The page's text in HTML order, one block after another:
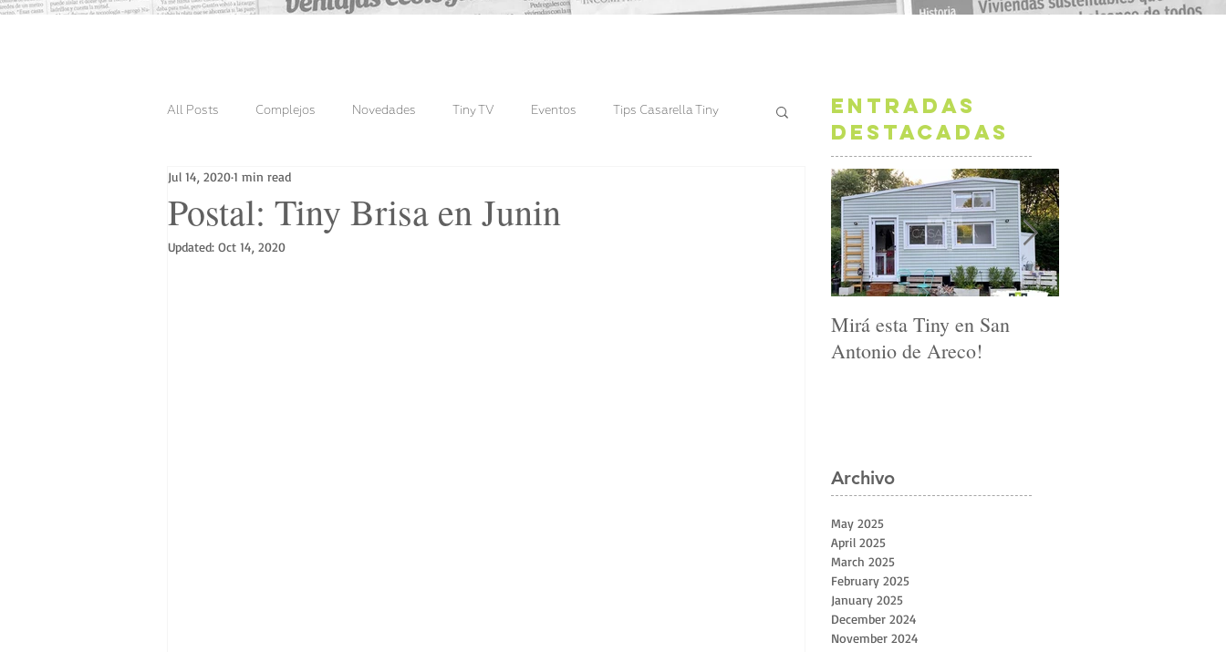
All Posts Complejos Novedades Tiny TV Eventos Tips Casarella Tiny
Tinys Entregadas
Postal: Tiny Brisa en Junin
Jul 14, 20201 min read
Updated: Oct 14, 2020
Entradas
destacadas
Mirá esta Tiny en San
Antonio de Areco!
Archivo
May 2025
April 2025
March 2025
February 2025
January 2025
December 2024
November 2024